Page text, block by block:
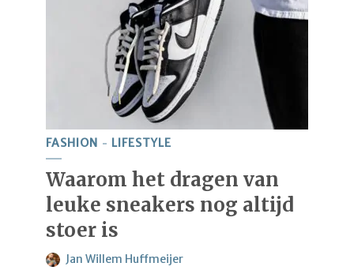
FASHION LIFESTYLE
Waarom het dragen van
leuke sneakers nog altijd
stoer is
Jan Willem Huffmeijer